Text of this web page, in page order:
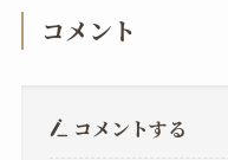
コメント
コメントする